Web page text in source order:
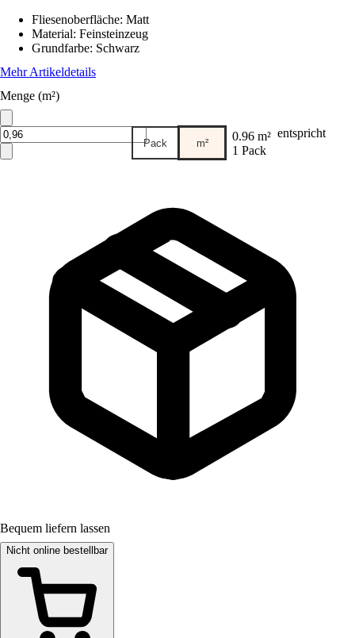
Fliesenoberfläche: Matt
Material: Feinsteinzeug
Grundfarbe: Schwarz
Mehr Artikeldetails
Menge (m²)
Pack m² 0.96 m² entspricht
1 Pack
Bequem liefern lassen
Nicht online bestellbar